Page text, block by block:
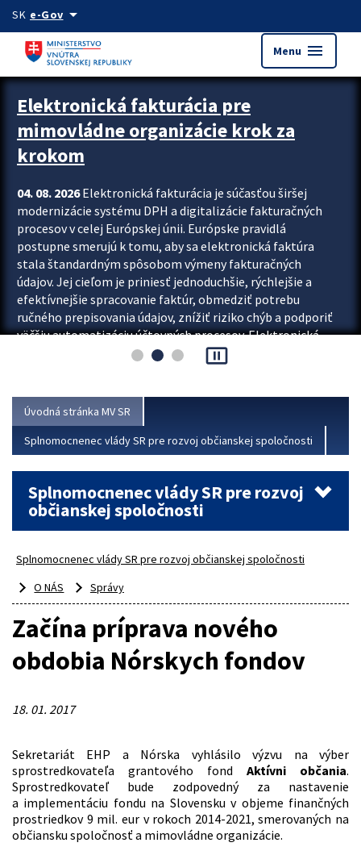
Preskocit na hlavný obsah
SK e-Govarrow_drop_down
Menu menu
Zastavit automatický posun upútavok
Elektronická fakturácia pre
mimovládne organizácie krok za
krokom
04. 08. 2026Elektronická fakturácia je súčasťou širšej
modernizácie systému DPH a digitalizácie fakturačných
procesov v celej Európskej únii. Európske pravidlá
postupne smerujú k tomu, aby sa elektronická faktúra
stala štandardným spôsobom výmeny fakturačných
údajov. Jej cieľom je priniesť jednoduchšie, rýchlejšie a
efektívnejšie spracovanie faktúr, obmedziť potrebu
ručného prepisovania údajov, znížiť riziko chýb a podporiť
väčšiu automatizáciu účtovných procesov. Elektronická
fakturácia preto nepredstavuje...
pause_presentation
Úvodná stránka MV SR
Splnomocnenec vlády SR pre rozvoj občianskej spoločnosti
Splnomocnenec vlády SR pre rozvoj
občianskej spoločnosti
Splnomocnenec vlády SR pre rozvoj občianskej spoločnosti
O NÁS
Správy
Začína príprava nového
obdobia Nórskych fondov
18. 01. 2017
Sekretariát EHP a Nórska vyhlásilo výzvu na výber
sprostredkovateľa grantového fond Aktívni občania.
Sprostredkovateľ bude zodpovedný za nastavenie
a implementáciu fondu na Slovensku v objeme finančných
prostriedkov 9 mil. eur v rokoch 2014-2021, smerovaných na
občiansku spoločnosť a mimovládne organizácie.